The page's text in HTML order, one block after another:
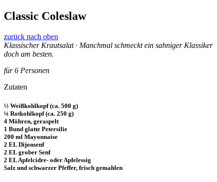
Classic Coleslaw
zurück nach oben
Klassischer Krautsalat · Manchmal schmeckt ein sahniger Klassiker
doch am besten.
für 6 Personen
Zutaten
½ Weißkohlkopf (ca. 500 g)
¼ Rotkohlkopf (ca. 250 g)
4 Möhren, geraspelt
1 Bund glatte Petersilie
200 ml Mayonnaise
2 EL Dijonsenf
2 EL grober Senf
2 EL Apfelcidre- oder Apfelessig
Salz und schwarzer Pfeffer, frisch gemahlen